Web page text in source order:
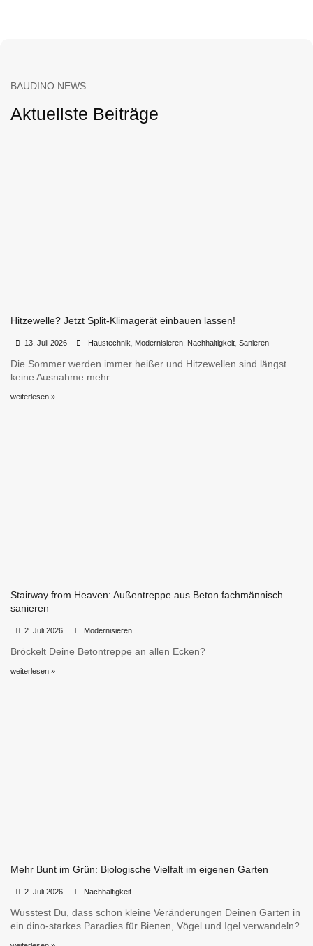
BAUDINO NEWS
Aktuellste Beiträge
Hitzewelle? Jetzt Split-Klimagerät einbauen lassen!
13. Juli 2026 Haustechnik Modernisieren, Nachhaltigkeit, Sanieren
Die Sommer werden immer heißer und Hitzewellen sind längst
keine Ausnahme mehr.
weiterlesen »
Stairway from Heaven: Außentreppe aus Beton fachmännisch
sanieren
2. Juli 2026 Modernisieren
Bröckelt Deine Betontreppe an allen Ecken?
weiterlesen »
Mehr Bunt im Grün: Biologische Vielfalt im eigenen Garten
2. Juli 2026 Nachhaltigkeit
Wusstest Du, dass schon kleine Veränderungen Deinen Garten in
ein dino-starkes Paradies für Bienen, Vögel und Igel verwandeln?